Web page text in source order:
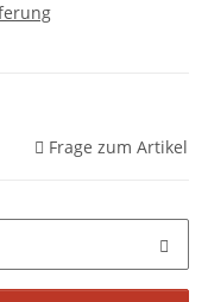
Frage zum Artikel